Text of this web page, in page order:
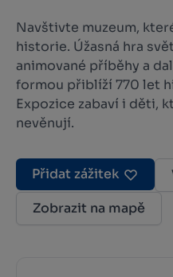
Navštivte muzeum,
historie. Úžasná hra
animované příběhy a
formou přiblíží 770 let
Expozice zabaví i děti,
nevěnují.
Přidat zážitek
Zobrazit na mapě